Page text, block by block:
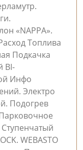
«NAPPA».
Топлива
Подкачка
BI-
Инфо
Электро
Подогрев
WEBASTO